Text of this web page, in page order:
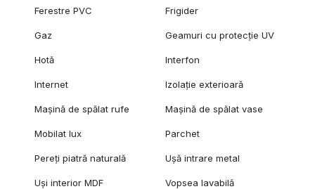
Ferestre PVC Frigider
Gaz Geamuri cu protecție UV
Hotă Interfon
Internet Izolație exterioară
Mașină de spălat rufe Mașină de spălat vase
Mobilat lux Parchet
Pereți piatră naturală Ușă intrare metal
Uși interior MDF Vopsea lavabilă